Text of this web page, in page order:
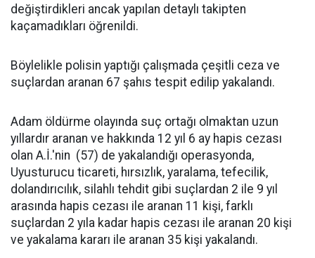
değiştirdikleri ancak yapılan detaylı takipten
kaçamadıkları öğrenildi.
Böylelikle polisin yaptığı çalışmada çeşitli ceza ve
suçlardan aranan 67 şahıs tespit edilip yakalandı.
Adam öldürme olayında suç ortağı olmaktan uzun
yıllardır aranan ve hakkında 12 yıl 6 ay hapis cezası
olan A.İ.'nin (57) de yakalandığı operasyonda,
Uyusturucu ticareti, hırsızlık, yaralama, tefecilik,
dolandırıcılık, silahlı tehdit gibi suçlardan 2 ile 9 yıl
arasında hapis cezası ile aranan 11 kişi, farklı
suçlardan 2 yıla kadar hapis cezası ile aranan 20 kişi
ve yakalama kararı ile aranan 35 kişi yakalandı.